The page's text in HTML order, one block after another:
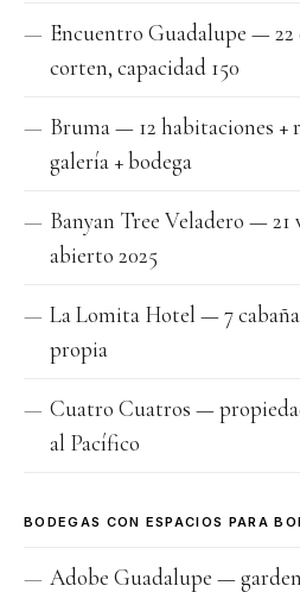
Encuentro Guadalupe — 22
corten, capacidad 150
Bruma — 12 habitaciones +
galería + bodega
Banyan Tree Veladero — 21
abierto 2025
La Lomita Hotel — 7
propia
Cuatro Cuatros —
al Pacífico
BODEGAS CON ESPACIOS PARA
Adobe Guadalupe —